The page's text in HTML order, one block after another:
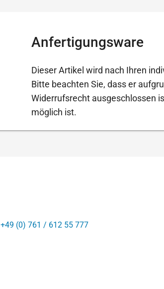
Anfertigungsware
Dieser Artikel wird nach Ihren
Bitte beachten Sie, dass er
Widerrufsrecht ausgeschlossen
möglich ist.
+49 (0) 761 / 612 55 777